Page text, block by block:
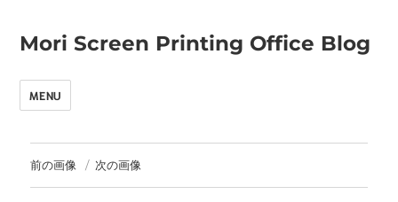
Mori Screen Printing Office Blog
MENU
前の画像 次の画像